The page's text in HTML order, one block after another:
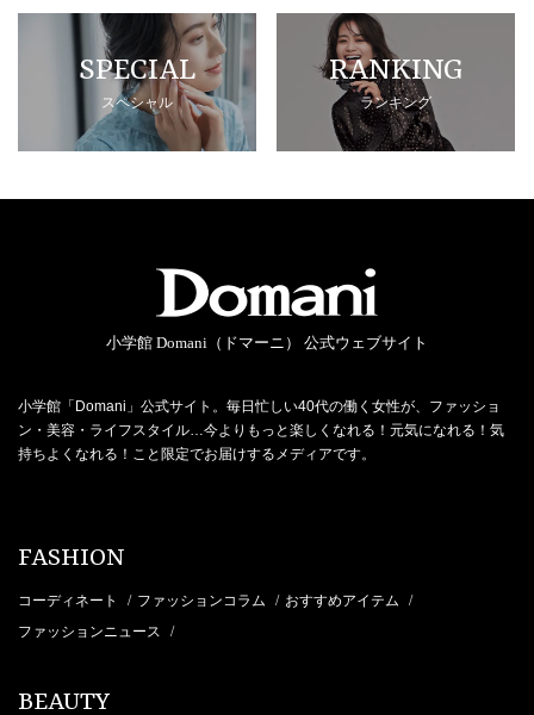
SPECIAL
スペシャル
RANKING
ランキング
小学館 Domani（ドマーニ） 公式ウェブサイト
小学館「Domani」公式サイト。毎日忙しい40代の働く女性が、ファッショ
ン・美容・ライフスタイル…今よりもっと楽しくなれる！元気になれる！気
持ちよくなれる！こと限定でお届けするメディアです。
FASHION
コーディネート / ファッションコラム / おすすめアイテム /
ファッションニュース /
BEAUTY